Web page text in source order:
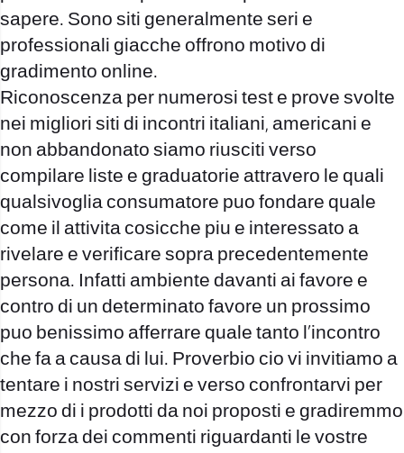
sapere. Sono siti generalmente seri e
professionali giacche offrono motivo di
gradimento online.
Riconoscenza per numerosi test e prove svolte
nei migliori siti di incontri italiani, americani e
non abbandonato siamo riusciti verso
compilare liste e graduatorie attravero le quali
qualsivoglia consumatore puo fondare quale
come il attivita cosicche piu e interessato a
rivelare e verificare sopra precedentemente
persona. Infatti ambiente davanti ai favore e
contro di un determinato favore un prossimo
puo benissimo afferrare quale tanto l’incontro
che fa a causa di lui. Proverbio cio vi invitiamo a
tentare i nostri servizi e verso confrontarvi per
mezzo di i prodotti da noi proposti e gradiremmo
con forza dei commenti riguardanti le vostre